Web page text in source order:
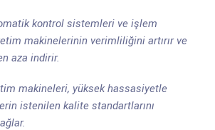
kontrol sistemleri ve işlem
makinelerinin verimliliğini artırır ve
aza indirir.
makineleri, yüksek hassasiyetle
istenilen kalite standartlarını